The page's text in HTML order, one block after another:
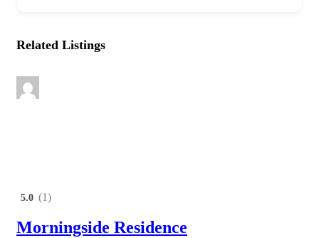
Related Listings
5.0 (1)
Morningside Residence